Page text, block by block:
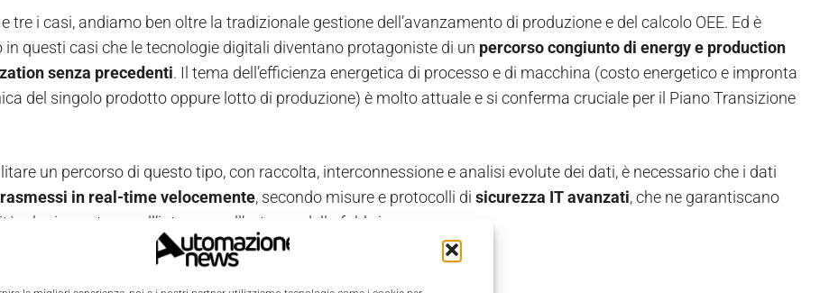
tre i casi, andiamo ben oltre la tradizionale gestione dell’avanzamento di produzione e del calcolo OEE. Ed è
in questi casi che le tecnologie digitali diventano protagoniste di un percorso congiunto di energy e production
senza precedenti. Il tema dell’efficienza energetica di processo e di macchina (costo energetico e impronta
del singolo prodotto oppure lotto di produzione) è molto attuale e si conferma cruciale per il Piano Transizione
un percorso di questo tipo, con raccolta, interconnessione e analisi evolute dei dati, è necessario che i dati
in real-time velocemente, secondo misure e protocolli di sicurezza IT avanzati, che ne garantiscano
e la riservatezza all’interno, e all’esterno, della fabbrica.